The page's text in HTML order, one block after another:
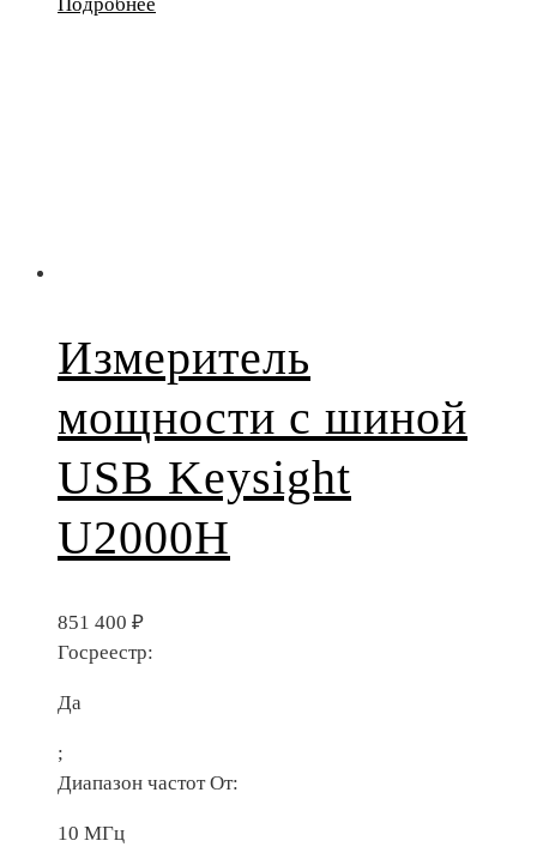
Измеритель
мощности с шиной
USB Keysight
U2000H
851 400 ₽
Госреестр:
Да
;
Диапазон частот От:
10 МГц